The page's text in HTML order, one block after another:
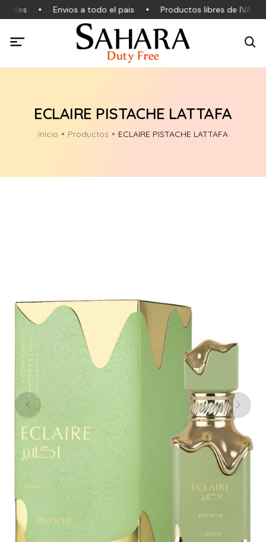
Envios a todo el pais Productos libres de IVA
ECLAIRE PISTACHE LATTAFA
Inicio Productos ECLAIRE PISTACHE LATTAFA